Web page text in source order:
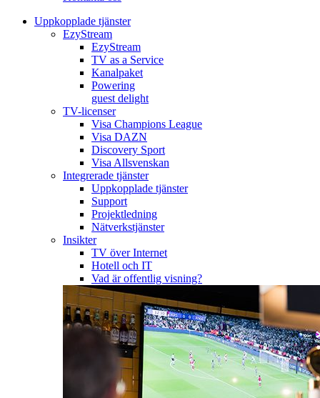
Uppkopplade tjänster
EzyStream
EzyStream
TV as a Service
Kanalpaket
Powering
guest delight
TV-licenser
Visa Champions League
Visa DAZN
Discovery Sport
Visa Allsvenskan
Integrerade tjänster
Uppkopplade tjänster
Support
Projektledning
Nätverkstjänster
Insikter
TV över Internet
Hotell och IT
Vad är offentlig visning?